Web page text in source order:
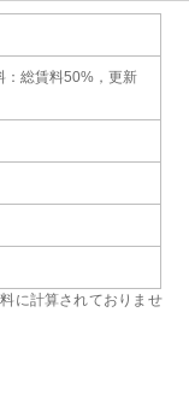
総賃料50%，更新
に計算されておりませ